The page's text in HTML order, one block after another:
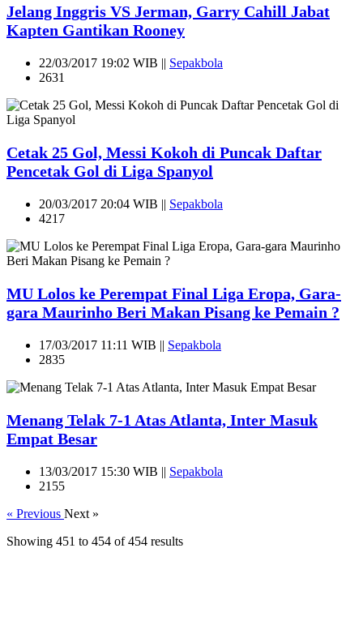
Jelang Inggris VS Jerman, Garry Cahill Jabat
Kapten Gantikan Rooney
22/03/2017 19:02 WIB || Sepakbola
2631
Cetak 25 Gol, Messi Kokoh di Puncak Daftar
Pencetak Gol di Liga Spanyol
20/03/2017 20:04 WIB || Sepakbola
4217
MU Lolos ke Perempat Final Liga Eropa, Gara-
gara Maurinho Beri Makan Pisang ke Pemain ?
17/03/2017 11:11 WIB || Sepakbola
2835
Menang Telak 7-1 Atas Atlanta, Inter Masuk
Empat Besar
13/03/2017 15:30 WIB || Sepakbola
2155
« Previous Next »
Showing 451 to 454 of454 results